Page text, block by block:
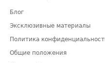
Блог
Эксклюзивные материалы
Политика
Общие положения